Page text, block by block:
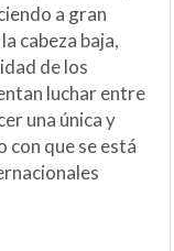
a gran
cabeza baja,
de los
luchar entre
una única y
con que se está